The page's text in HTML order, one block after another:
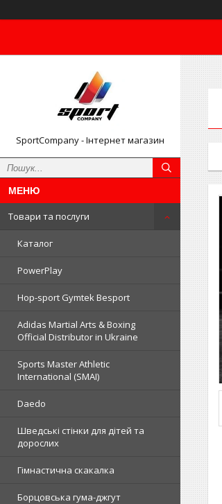
SportCompany - Інтернет магазин
Товари та послуги
Каталог
PowerPlay
Hop-sport Gymtek Besport
Adidas Martial Arts & Boxing
Official Distributor in Ukraine
Sports Master Athletic
International (SMAI)
Daedo
Шведські стінки для дітей та
дорослих
Гімнастична скакалка
Борцовська гума-джгут